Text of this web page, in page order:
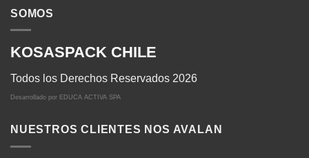
SOMOS
KOSASPACK CHILE
Todos los Derechos Reservados 2026
Desarrollado por EDUCA ACTIVA SPA
NUESTROS CLIENTES NOS AVALAN